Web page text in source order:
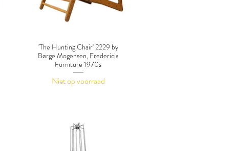
'The Hunting Chair' 2229 by
Børge Mogensen, Fredericia
Furniture 1970s
Niet op voorraad